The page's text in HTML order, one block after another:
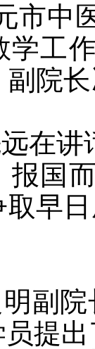
市中
学工
院
在
报国
早
副
提